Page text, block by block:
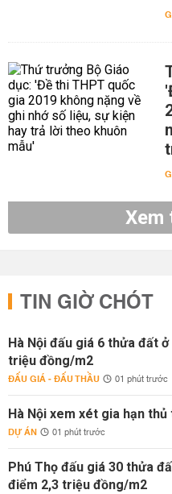
Xem
TIN GIỜ CHÓT
Hà Nội đấu giá 6 thửa đất
triệu đồng/m2
ĐẤU GIÁ - ĐẤU THẦU 01 phút trước
Hà Nội xem xét gia hạn thủ
DỰ ÁN 01 phút trước
Phú Thọ đấu giá 30 thửa
điểm 2,3 triệu đồng/m2